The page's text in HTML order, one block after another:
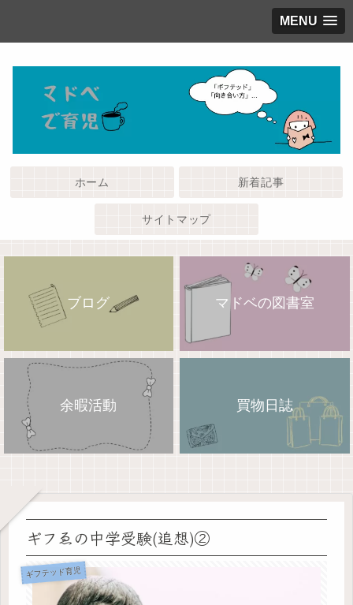
MENU
ホーム 新着記事
サイトマップ
ブログ マドベの図書室
余暇活動 買物日誌
ギフゑの中学受験(追想)②
ギフテッド育児